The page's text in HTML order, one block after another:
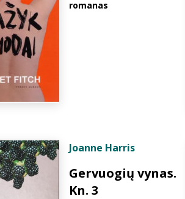
romanas
Joanne Harris
Gervuogių vynas.
Kn. 3